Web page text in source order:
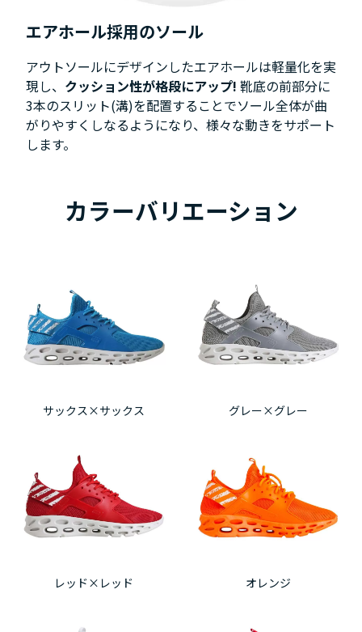
エアホール採用のソール
アウトソールにデザインしたエアホールは軽量化を実
現し、 クッション性が格段にアップ! 靴底の前部分に
3本のスリット(溝)を配置することでソール全体が曲
がりやすくしなるようになり、様々な動きをサポート
します。
カラーバリエーション
サックス×サックス グレー×グレー
レッド×レッド オレンジ